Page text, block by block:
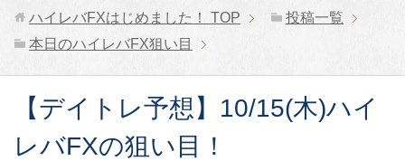
ハイレバFXはじめました！ TOP
投稿一覧
本日のハイレバFX狙い目
【デイトレ予想】10/15(木)ハイ
レバFXの狙い目！